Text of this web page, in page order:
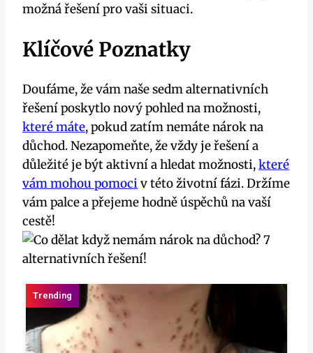
možná řešení pro vaši situaci.
Klíčové Poznatky
Doufáme, že vám naše sedm alternativních
řešení poskytlo nový pohled na možnosti,
které máte, pokud zatím nemáte nárok na
důchod. Nezapomeňte, že vždy je řešení a
důležité je být aktivní a hledat možnosti,které
vám mohou pomoci v této životní fázi. Držíme
vám palce a přejeme hodně úspěchů na vaší
cestě!